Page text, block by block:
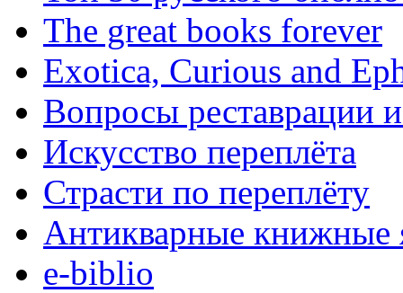
The great books forever
Exotica, Curious and
Вопросы реставрации
Искусство переплёта
Страсти по переплёту
Антикварные книжные
e-biblio